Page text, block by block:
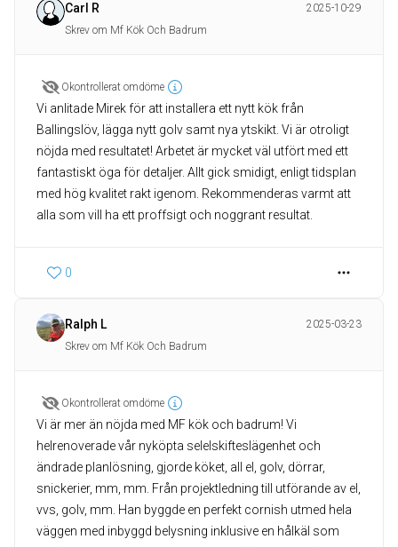
Carl R
2025-10-29
Skrev om Mf Kök Och Badrum
Okontrollerat omdöme
Vi anlitade Mirek för att installera ett nytt kök från
Ballingslöv, lägga nytt golv samt nya ytskikt. Vi är otroligt
nöjda med resultatet! Arbetet är mycket väl utfört med ett
fantastiskt öga för detaljer. Allt gick smidigt, enligt tidsplan
med hög kvalitet rakt igenom. Rekommenderas varmt att
alla som vill ha ett proffsigt och noggrant resultat.
0
Ralph L
2025-03-23
Skrev om Mf Kök Och Badrum
Okontrollerat omdöme
Vi är mer än nöjda med MF kök och badrum! Vi
helrenoverade vår nyköpta selelskifteslägenhet och
ändrade planlösning, gjorde köket, all el, golv, dörrar,
snickerier, mm, mm. Från projektledning till utförande av el,
vvs, golv, mm. Han byggde en perfekt cornish utmed hela
väggen med inbyggd belysning inklusive en hålkäl som